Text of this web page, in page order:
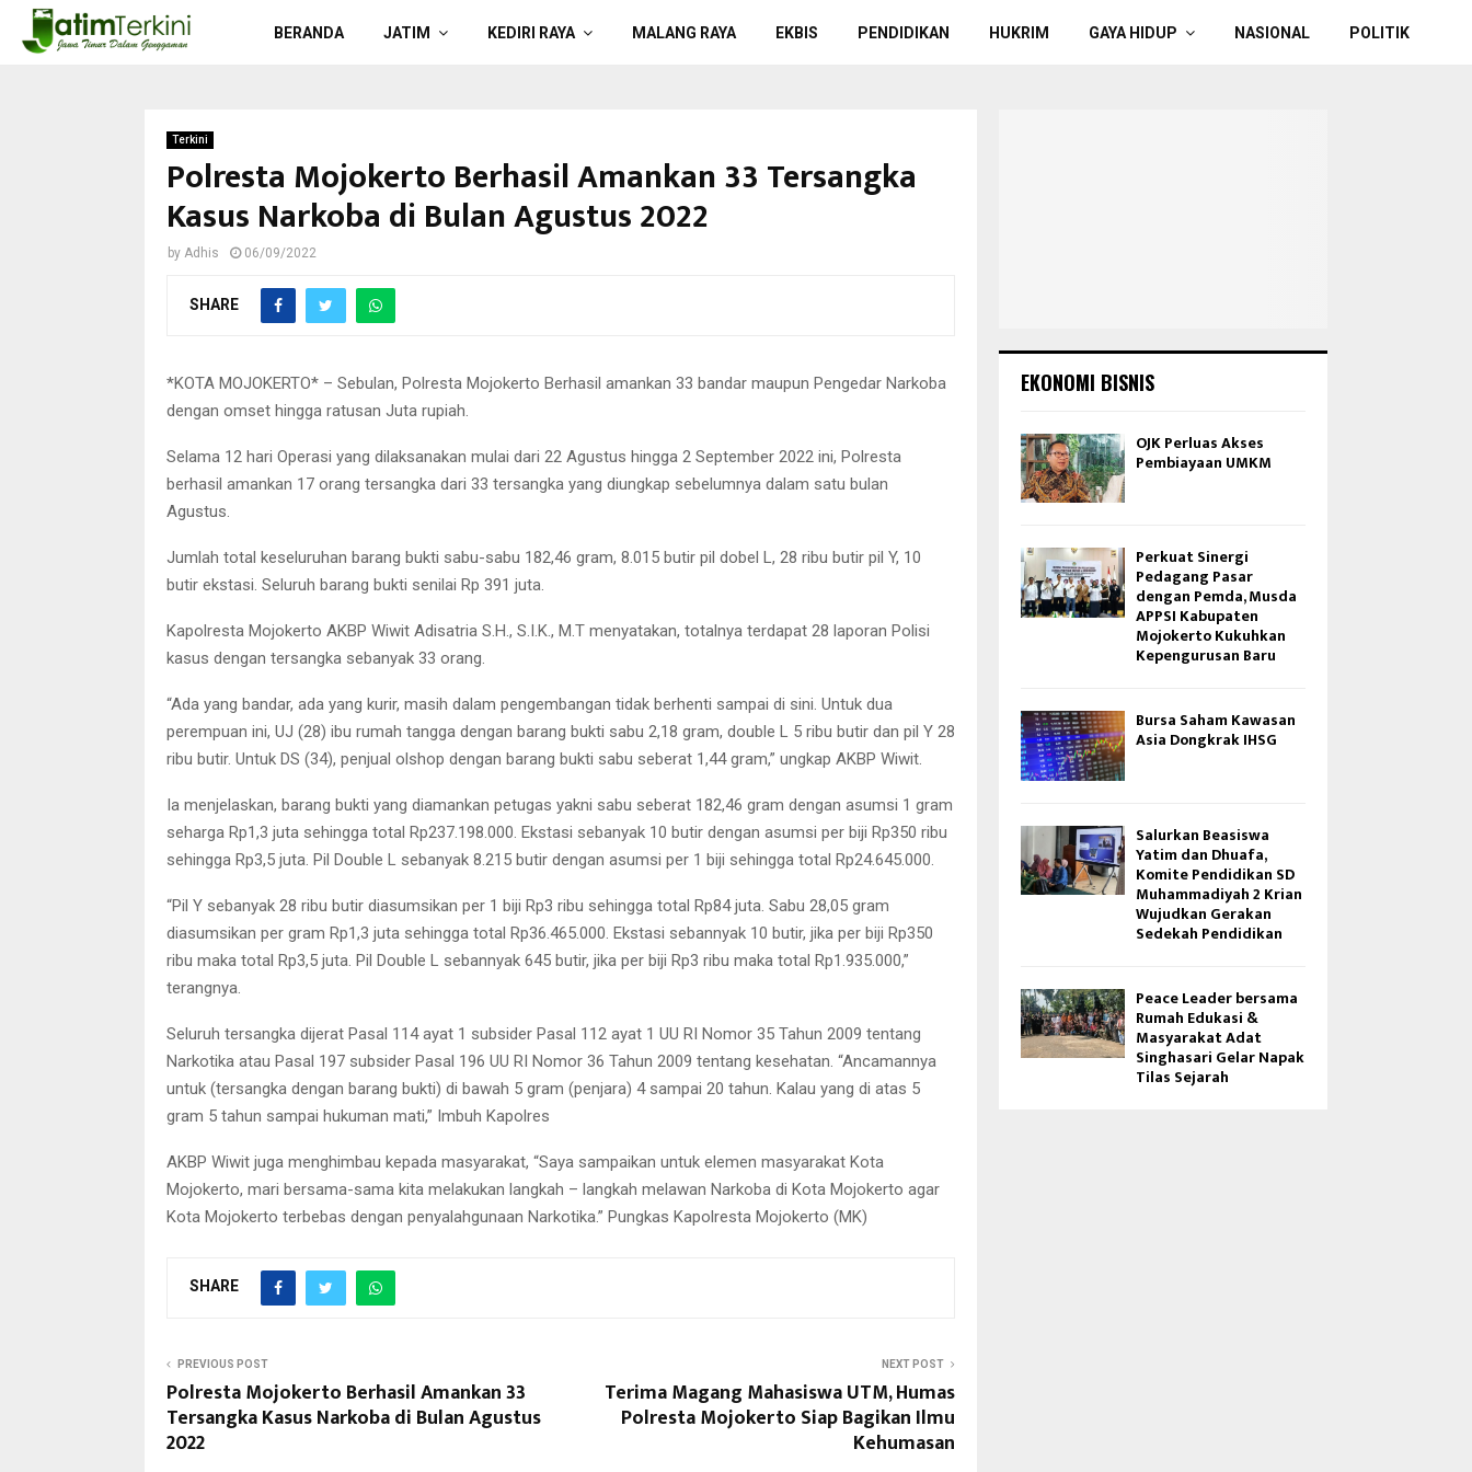
BERANDA JATIM KEDIRI RAYA MALANG RAYA EKBIS PENDIDIKAN HUKRIM GAYA HIDUP NASIONAL POLITIK
Terkini
Polresta Mojokerto Berhasil Amankan 33 Tersangka
Kasus Narkoba di Bulan Agustus 2022
by Adhis 06/09/2022
SHARE
*KOTA MOJOKERTO* – Sebulan, Polresta Mojokerto Berhasil amankan 33 bandar maupun Pengedar Narkoba
dengan omset hingga ratusan Juta rupiah.
Selama 12 hari Operasi yang dilaksanakan mulai dari 22 Agustus hingga 2 September 2022 ini, Polresta
berhasil amankan 17 orang tersangka dari 33 tersangka yang diungkap sebelumnya dalam satu bulan
Agustus.
Jumlah total keseluruhan barang bukti sabu-sabu 182,46 gram, 8.015 butir pil dobel L, 28 ribu butir pil Y, 10
butir ekstasi. Seluruh barang bukti senilai Rp 391 juta.
Kapolresta Mojokerto AKBP Wiwit Adisatria S.H., S.I.K., M.T menyatakan, totalnya terdapat 28 laporan Polisi
kasus dengan tersangka sebanyak 33 orang.
“Ada yang bandar, ada yang kurir, masih dalam pengembangan tidak berhenti sampai di sini. Untuk dua
perempuan ini, UJ (28) ibu rumah tangga dengan barang bukti sabu 2,18 gram, double L 5 ribu butir dan pil Y 28
ribu butir. Untuk DS (34), penjual olshop dengan barang bukti sabu seberat 1,44 gram,” ungkap AKBP Wiwit.
Ia menjelaskan, barang bukti yang diamankan petugas yakni sabu seberat 182,46 gram dengan asumsi 1 gram
seharga Rp1,3 juta sehingga total Rp237.198.000. Ekstasi sebanyak 10 butir dengan asumsi per biji Rp350 ribu
sehingga Rp3,5 juta. Pil Double L sebanyak 8.215 butir dengan asumsi per 1 biji sehingga total Rp24.645.000.
“Pil Y sebanyak 28 ribu butir diasumsikan per 1 biji Rp3 ribu sehingga total Rp84 juta. Sabu 28,05 gram
diasumsikan per gram Rp1,3 juta sehingga total Rp36.465.000. Ekstasi sebannyak 10 butir, jika per biji Rp350
ribu maka total Rp3,5 juta. Pil Double L sebannyak 645 butir, jika per biji Rp3 ribu maka total Rp1.935.000,”
terangnya.
Seluruh tersangka dijerat Pasal 114 ayat 1 subsider Pasal 112 ayat 1 UU RI Nomor 35 Tahun 2009 tentang
Narkotika atau Pasal 197 subsider Pasal 196 UU RI Nomor 36 Tahun 2009 tentang kesehatan. “Ancamannya
untuk (tersangka dengan barang bukti) di bawah 5 gram (penjara) 4 sampai 20 tahun. Kalau yang di atas 5
gram 5 tahun sampai hukuman mati,” Imbuh Kapolres
AKBP Wiwit juga menghimbau kepada masyarakat, “Saya sampaikan untuk elemen masyarakat Kota
Mojokerto, mari bersama-sama kita melakukan langkah – langkah melawan Narkoba di Kota Mojokerto agar
Kota Mojokerto terbebas dengan penyalahgunaan Narkotika.” Pungkas Kapolresta Mojokerto (MK)
SHARE
PREVIOUS POST
Polresta Mojokerto Berhasil Amankan 33
Tersangka Kasus Narkoba di Bulan Agustus
2022
NEXT POST
Terima Magang Mahasiswa UTM, Humas
Polresta Mojokerto Siap Bagikan Ilmu
Kehumasan
EKONOMI BISNIS
OJK Perluas Akses
Pembiayaan UMKM
Perkuat Sinergi
Pedagang Pasar
dengan Pemda, Musda
APPSI Kabupaten
Mojokerto Kukuhkan
Kepengurusan Baru
Bursa Saham Kawasan
Asia Dongkrak IHSG
Salurkan Beasiswa
Yatim dan Dhuafa,
Komite Pendidikan SD
Muhammadiyah 2 Krian
Wujudkan Gerakan
Sedekah Pendidikan
Peace Leader bersama
Rumah Edukasi &
Masyarakat Adat
Singhasari Gelar Napak
Tilas Sejarah